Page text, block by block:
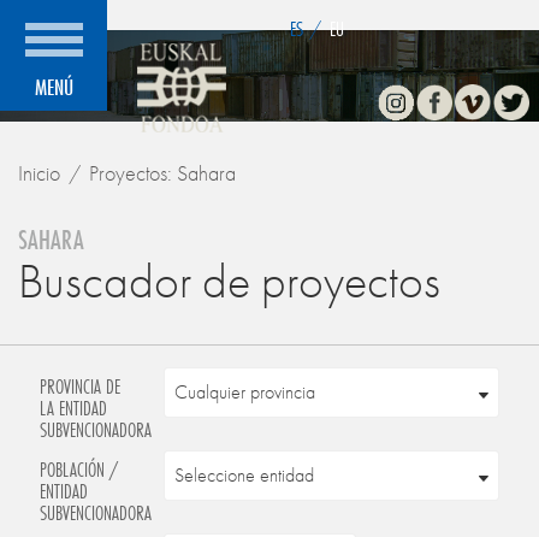
MENÚ
ES / EU
InstagramFacebook
Vimeo
Inicio Proyectos: Sahara
SAHARA
Buscador de proyectos
PROVINCIA DE
LA ENTIDAD
SUBVENCIONADORA
POBLACIÓN /
ENTIDAD
SUBVENCIONADORA